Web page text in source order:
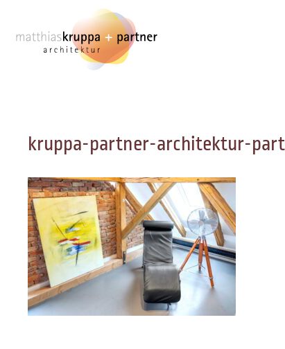
springen
kruppa-partner-architektur-